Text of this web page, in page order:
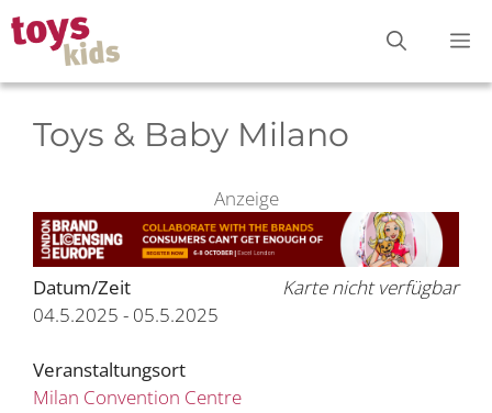
Zum
Inhalt
springen
Toys & Baby Milano
Anzeige
Karte nicht verfügbar
Datum/Zeit
04.5.2025 - 05.5.2025
Veranstaltungsort
Milan Convention Centre